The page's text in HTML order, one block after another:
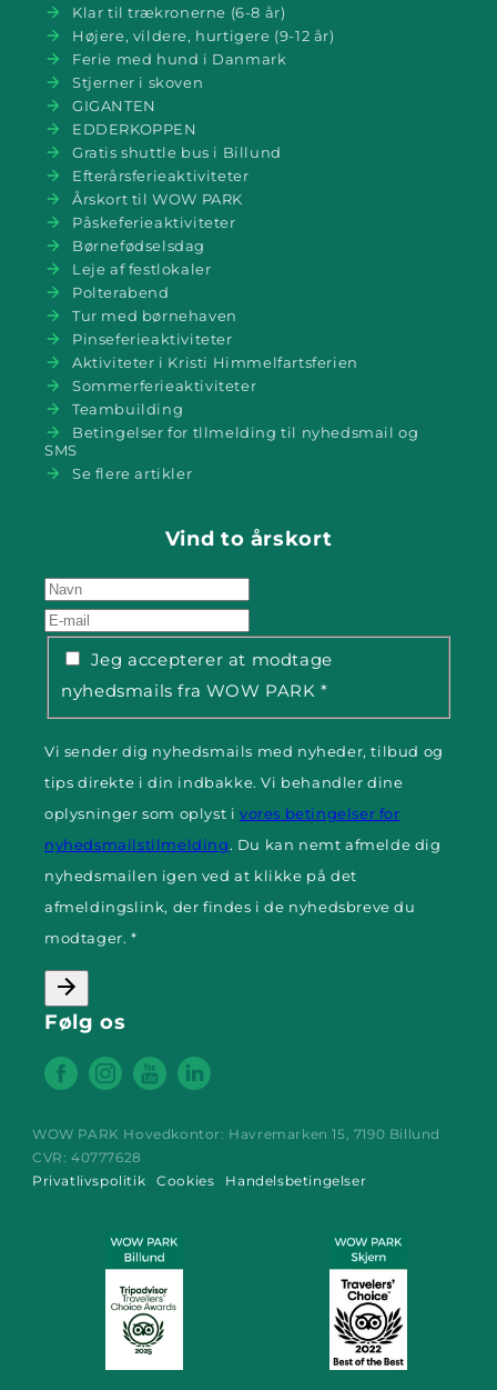
Klar til trækronerne (6-8 år)
Højere, vildere, hurtigere (9-12 år)
Ferie med hund i Danmark
Stjerner i skoven
GIGANTEN
EDDERKOPPEN
Gratis shuttle bus i Billund
Efterårsferieaktiviteter
Årskort til WOW PARK
Påskeferieaktiviteter
Børnefødselsdag
Leje af festlokaler
Polterabend
Tur med børnehaven
Pinseferieaktiviteter
Aktiviteter i Kristi Himmelfartsferien
Sommerferieaktiviteter
Teambuilding
Betingelser for tllmelding til nyhedsmail og
SMS
Se flere artikler
Vind to årskort
Jeg accepterer at modtage
nyhedsmails fra WOW PARK *
Vi sender dig nyhedsmails med nyheder, tilbud og
tips direkte i din indbakke. Vi behandler dine
oplysninger som oplyst ivores betingelser for
nyhedsmailstilmelding. Du kan nemt afmelde dig
nyhedsmailen igen ved at klikke på det
afmeldingslink, der findes i de nyhedsbreve du
modtager. *
Følg os
FacebookInstagramYouTube
WOW PARK Hovedkontor: Havremarken 15, 7190 Billund
CVR: 40777628
Privatlivspolitik
Cookies Handelsbetingelser